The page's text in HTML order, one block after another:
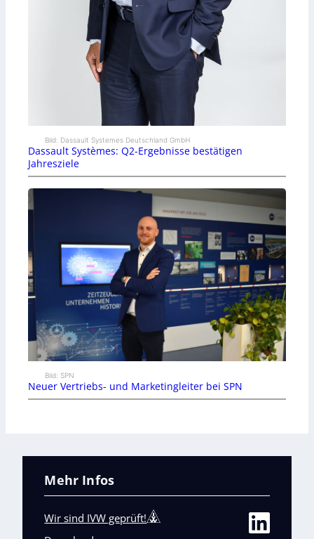
Bild: Dassault Systemes Deutschland GmbH
Dassault Systèmes: Q2-Ergebnisse bestätigen
Jahresziele
Bild: SPN
Neuer Vertriebs- und Marketingleiter bei SPN
Mehr Infos
Wir sind IVW geprüft!